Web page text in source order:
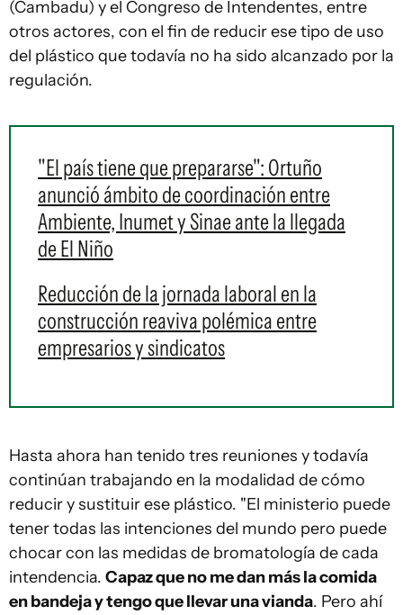
(Cambadu) y el Congreso de Intendentes, entre
otros actores, con el fin de reducir ese tipo de uso
del plástico que todavía no ha sido alcanzado por la
regulación.
"El país tiene que prepararse": Ortuño
anunció ámbito de coordinación entre
Ambiente, Inumet y Sinae ante la llegada
de El Niño
Reducción de la jornada laboral en la
construcción reaviva polémica entre
empresarios y sindicatos
Hasta ahora han tenido tres reuniones y todavía
continúan trabajando en la modalidad de cómo
reducir y sustituir ese plástico. "El ministerio puede
tener todas las intenciones del mundo pero puede
chocar con las medidas de bromatología de cada
intendencia. Capaz que no me dan más la comida
en bandeja y tengo que llevar una vianda. Pero ahí